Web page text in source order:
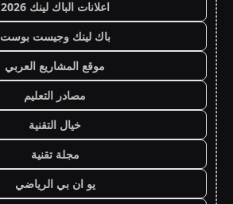
اعلانات الباك لينك 2026
باك لينك وجيست بوست
موقع المشاريع العربي
مصادر التعليم
خيال التقنية
مجلة تقنية
يو ان بي الرياضي